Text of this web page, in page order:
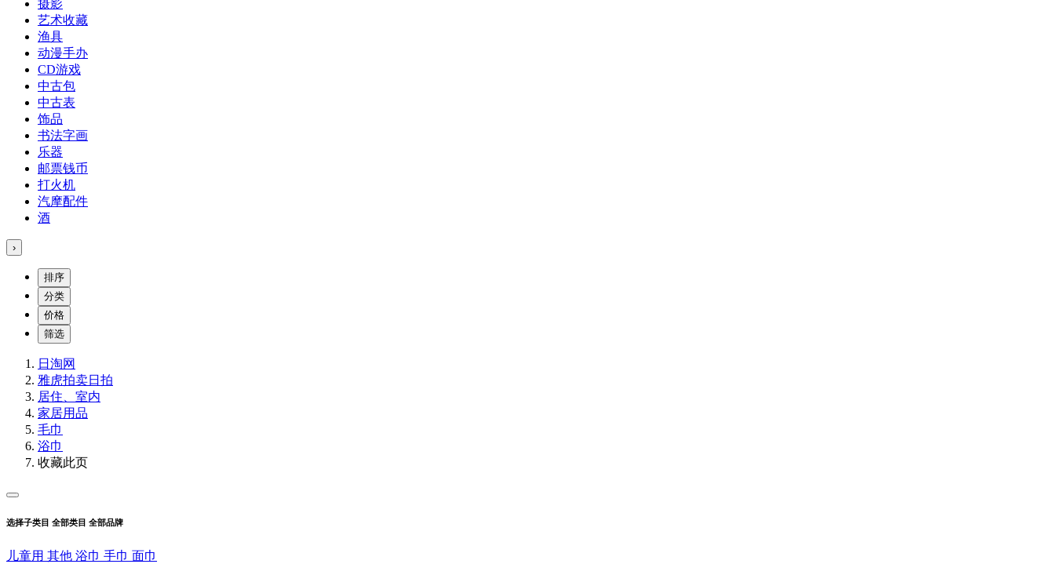
摄影
艺术收藏
渔具
动漫手办
CD游戏
中古包
中古表
饰品
书法字画
乐器
邮票钱币
打火机
汽摩配件
酒
›
排序
分类
价格
筛选
日淘网
雅虎拍卖日拍
居住、室内
家居用品
毛巾
浴巾
收藏此页
选择子类目 全部类目 全部品牌
儿童用 其他 浴巾 手巾 面巾